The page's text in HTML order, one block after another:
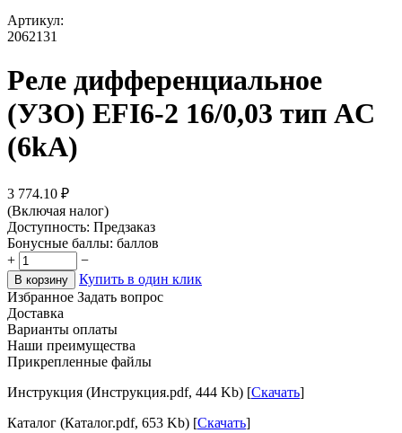
Артикул:
2062131
Реле дифференциальное
(УЗО) EFI6-2 16/0,03 тип AC
(6kA)
3 774.10 ₽
(Включая налог)
Доступность: Предзаказ
Бонусные баллы: баллов
+
−
В корзину
Купить в один клик
Избранное Задать вопрос
Доставка
Варианты оплаты
Наши преимущества
Прикрепленные файлы
Инструкция (Инструкция.pdf, 444 Kb) [Скачать]
Каталог (Каталог.pdf, 653 Kb) [Скачать]